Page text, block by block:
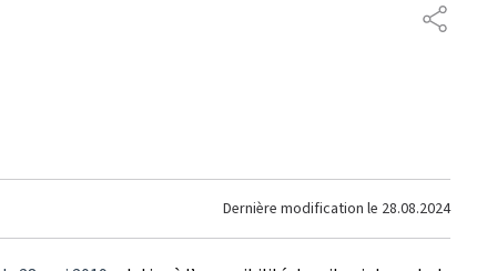
Dernière modification le 28.08.2024